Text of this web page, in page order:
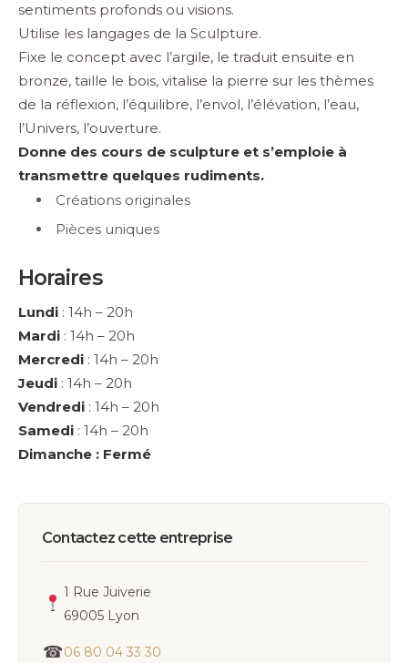
sentiments profonds ou visions.
Utilise les langages de la Sculpture.
Fixe le concept avec l’argile, le traduit ensuite en
bronze, taille le bois, vitalise la pierre sur les thèmes
de la réflexion, l’équilibre, l’envol, l’élévation, l’eau,
l’Univers, l’ouverture.
Donne des cours de sculpture et s’emploie à
transmettre quelques rudiments.
Créations originales
Pièces uniques
Horaires
Lundi : 14h – 20h
Mardi : 14h – 20h
Mercredi : 14h – 20h
Jeudi : 14h – 20h
Vendredi : 14h – 20h
Samedi : 14h – 20h
Dimanche : Fermé
Contactez cette entreprise
1 Rue Juiverie
69005 Lyon
☎06 80 04 33 30